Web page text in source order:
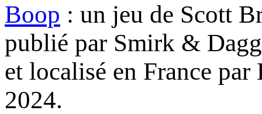
Boop : un jeu de Scott
publié par Smirk &
et localisé en France
2024.